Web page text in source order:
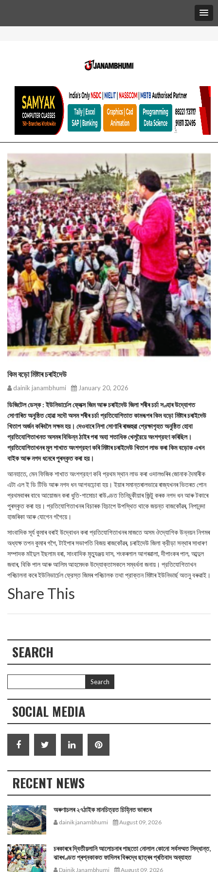
কিম বড়ো মিষ্টাৰ চৰাইদেউ
dainik janambhumi January 20, 2026
ডিজিটেল ডেস্ক : ইউনিভার্চেল ফ্লেক্স জিম আৰু চৰাইদেউ জিলা শৰীৰ চর্চা সণ্হাৰ উদ্যোগত
সোণাৰিত অনুষ্ঠিত হোৱা সদৌ অসম শৰীৰ চর্চা প্রতিযোগিতাত কামৰূপৰ কিম বড়ো মিষ্টাৰ চৰাইদেউ
খিতাপ অর্জন কৰিবলৈ সক্ষম হয়। দেওবাৰে নিশা সোণাৰি ৰাজহুৱা প্রেক্ষাগৃহত অনুষ্ঠিত হোবা
প্রতিযোগিতাখনত অসমৰ বিভিন্ন ঠাইৰ পৰা অহা শতাধিক খেলুরৈয়ে অংশগ্রহণ কৰিছিল।
প্রতিযোগিতাখনৰ মূল শাখাত অংশগ্রহণ কৰি মিষ্টাৰ চৰাইদেউ খিতাপ লাভ কৰা কিম বড়োক এখন
বাইক আৰু নগদ ধনেৰে পুৰস্কৃত কৰা হয়।
আনহাতে, মেন ফিজিক শাখাত অংশগ্রহণ কবি প্রথম স্থান লাভ কৰা ওদালগুৰিৰ জোনাক দৈমাৰীক
এটা এল ই ডি টিভি আৰু নগদ ধন আগবঢ়োবা হয়। ইয়াৰ সমান্তৰালভাৱে ৰাজ্যখনৰ ভিতৰত পোন
প্রথমবাৰৰ বাবে আয়োজন কৰা ধুতি-গামোচা ৰাউণ্ডত তিনিচুকীয়াৰ জিন্টু কৰক নগদ ধন আৰু টকাৰে
পুৰস্কৃত কৰা হয়। প্রতিযোগিতাখনৰ বিচাৰক হিচাপে উপস্থিত থাকে জয়ন্ত বাজকোঁৱৰ, নিপানন্দা
হাজৰিকা আৰু যোগেন গগৈয়ে।
সাংবাদিক সূর্য কুমাৰ বৰাই উদ্বোধন কৰা প্রতিযোগিতাখনৰ মাজতে অসম ঔদ্যোগিক উন্নয়ন নিগমৰ
অধ্যক্ষ তপন কুমাৰ গগৈ, টাইপাৰ সভাপতি বিজয় ৰাজকোঁৱৰ, চৰাইদেউ জিলা ক্রীড়া সন্থাৰ সাধাৰণ
সম্পাদক মইদুল ইছলাম বৰা, সাংবাদিক মৃত্যুঞ্জয় দাস, শংকৰলাল আগৰৱালা, দীপাংকৰ পাল, আব্দুল
জবাৰ, বিকি পাল আৰু আলিম আহমেদক উদ্যোক্তাসকলে সম্বর্ধনা জনায়। প্রতিযোগিতাখন
পৰিচালনা কৰে ইউনিভাৰ্চেল ফ্রেস্ত জিমৰ পৰিচালক তথা প্রাক্তন মিষ্টাৰ ইউনিভাৰ্ছ অতনু বৰুৱাই।
Share This
SEARCH
SOCIAL MEDIA
RECENT NEWS
অৰুণাচলৰ ২৭ঠাইক মানচিত্রত চিহ্নিত ভাৰতৰ
dainik janambhumi August 09, 2026
চৰকাৰৰে দ্বিতীয়লানি আলোচনাৰ পাছতো নোলাল কোনো সর্বসম্মত সিদ্ধান্ত,
ঝাৰখণ্ডত প্ৰশ্নকাকত ফাদিলৰ বিৰুদ্ধে ছাত্ৰৰ প্ৰতিবাদ অব্যাহত
Dainik Janambhumi August 09, 2026